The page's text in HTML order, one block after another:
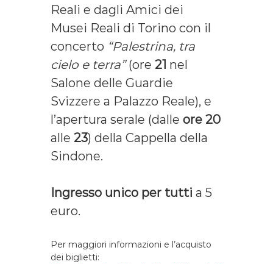
Reali e dagli Amici dei
Musei Reali di Torino con il
concerto “Palestrina, tra
cielo e terra”(ore21 nel
Salone delle Guardie
Svizzere a Palazzo Reale), e
l’apertura serale (dalleore 20
alle23) della Cappella della
Sindone.
Ingresso unico per tutti a 5
euro.
Per maggiori informazioni e l’acquisto
dei biglietti: